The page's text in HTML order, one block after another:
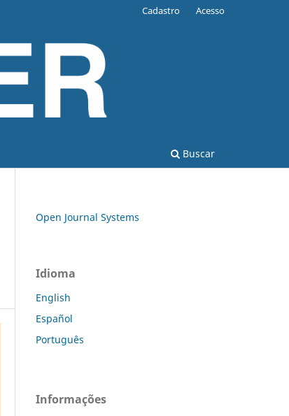
Buscar
Cadastro Acesso
Open Journal Systems
Idioma
English
Español
Português
Informações